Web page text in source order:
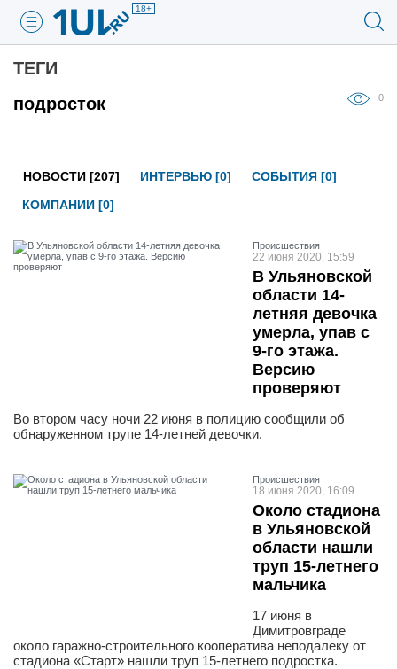
18+
ТЕГИ
подросток
0
НОВОСТИ [207] ИНТЕРВЬЮ [0]
СОБЫТИЯ [0]
КОМПАНИИ [0]
Проиcшествия
22 июня 2020, 15:59
В Ульяновской
области 14-
летняя девочка
умерла, упав с
9-го этажа.
Версию
проверяют
Во втором часу ночи 22 июня в полицию сообщили об
обнаруженном трупе 14-летней девочки.
Проиcшествия
18 июня 2020, 16:09
Около стадиона
в Ульяновской
области нашли
труп 15-летнего
мальчика
17 июня в
Димитровграде
около гаражно-строительного кооператива неподалеку от
стадиона «Старт» нашли труп 15-летнего подростка.